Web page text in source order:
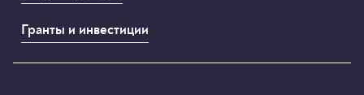
Гранты и инвестиции